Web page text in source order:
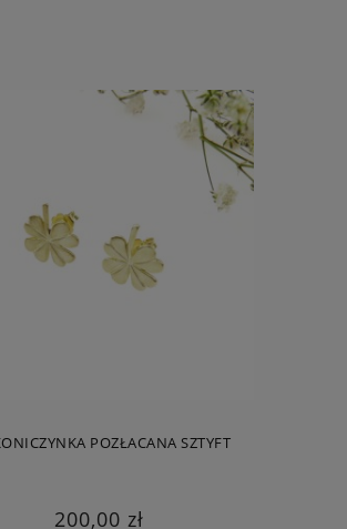
POZŁACANA SZTYFT
200,00 zł